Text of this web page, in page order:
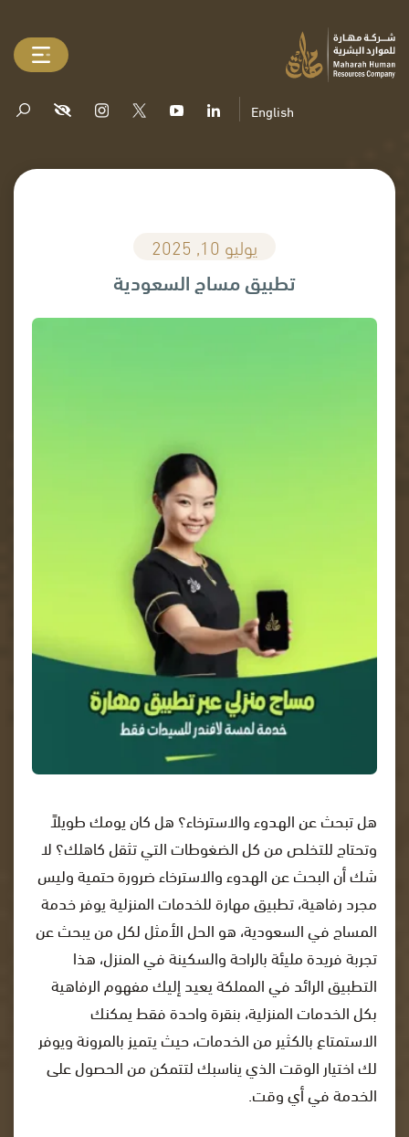
English
يوليو 10, 2025
تطبيق مساج السعودية
هل تبحث عن الهدوء والاسترخاء؟ هل كان يومك طويلاً
وتحتاج للتخلص من كل الضغوطات التي تثقل كاهلك؟ لا
شك أن البحث عن الهدوء والاسترخاء ضرورة حتمية وليس
مجرد رفاهية، تطبيق مهارة للخدمات المنزلية يوفر خدمة
المساج في السعودية، هو الحل الأمثل لكل من يبحث عن
تجربة فريدة مليئة بالراحة والسكينة في المنزل، هذا
التطبيق الرائد في المملكة يعيد إليك مفهوم الرفاهية
بكل الخدمات المنزلية، بنقرة واحدة فقط يمكنك
الاستمتاع بالكثير من الخدمات، حيث يتميز بالمرونة ويوفر
لك اختيار الوقت الذي يناسبك لتتمكن من الحصول على
الخدمة في أي وقت.